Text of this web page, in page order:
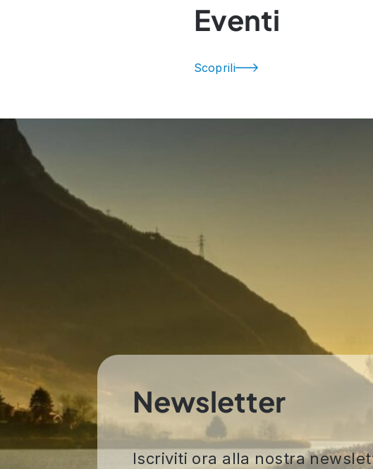
Eventi
Scoprili
Newsletter
Iscriviti ora alla nostra